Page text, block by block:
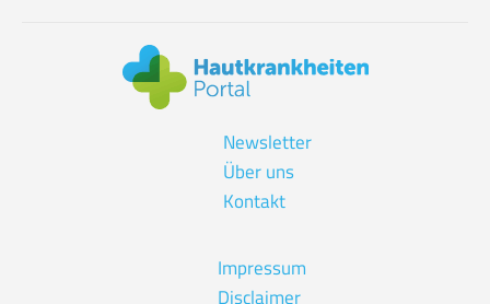
Newsletter
Über uns
Kontakt
Impressum
Disclaimer